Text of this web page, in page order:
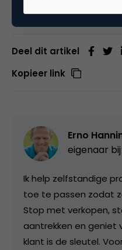
Deel dit artikel
Kopieer link
Erno
eigenaar bij
Ik help zelfstandige
toe te passen zodat
Stop met verkopen,
aantrekken en geniet
klant is de sleutel.